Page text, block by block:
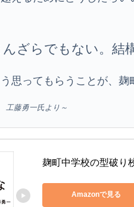
んざらでもない。結
思ってもらうことが、
工藤勇一氏より～
麹町中学校の型破り
Amazonで見る